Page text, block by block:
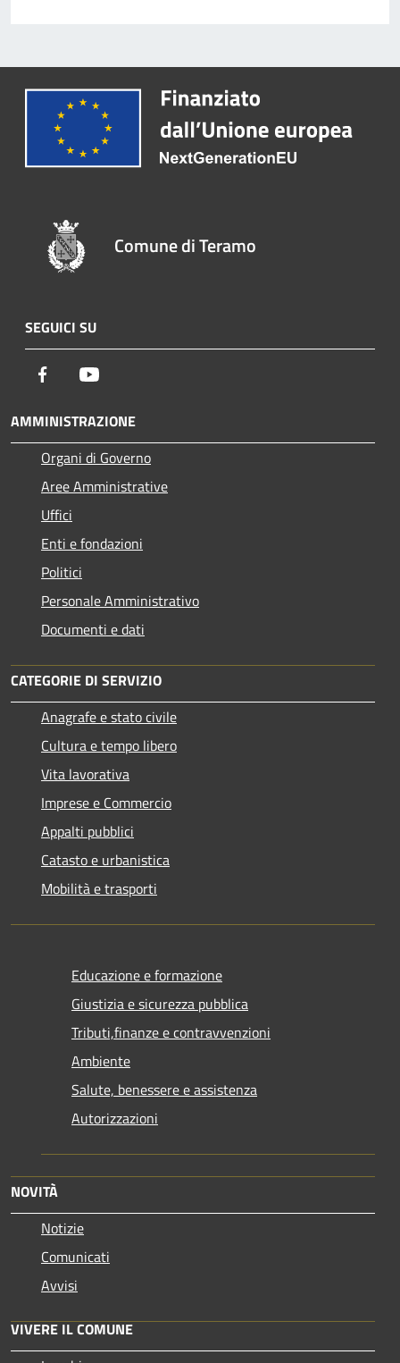
Comune di Teramo
SEGUICI SU
Facebook
AMMINISTRAZIONE
Organi di Governo
Aree Amministrative
Uffici
Enti e fondazioni
Politici
Personale Amministrativo
Documenti e dati
CATEGORIE DI SERVIZIO
Anagrafe e stato civile
Cultura e tempo libero
Vita lavorativa
Imprese e Commercio
Appalti pubblici
Catasto e urbanistica
Mobilità e trasporti
Educazione e formazione
Giustizia e sicurezza pubblica
Tributi,finanze e contravvenzioni
Ambiente
Salute, benessere e assistenza
Autorizzazioni
NOVITÀ
Notizie
Comunicati
Avvisi
VIVERE IL COMUNE